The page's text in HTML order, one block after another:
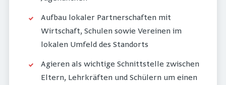
Aufbau lokaler Partnerschaften mit
Wirtschaft, Schulen sowie Vereinen im
lokalen Umfeld des Standorts
Agieren als wichtige Schnittstelle zwischen
Eltern, Lehrkräften und Schülern um einen